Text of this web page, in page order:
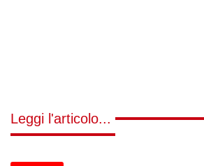
Leggi l'articolo...